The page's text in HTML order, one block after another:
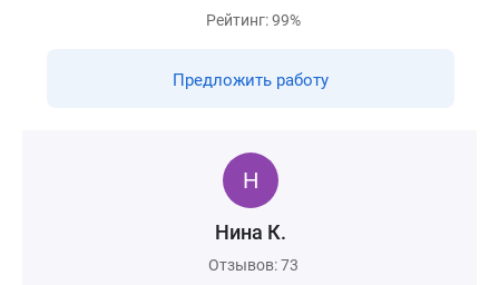
Рейтинг: 99%
Предложить работу
Нина К.
Отзывов: 73